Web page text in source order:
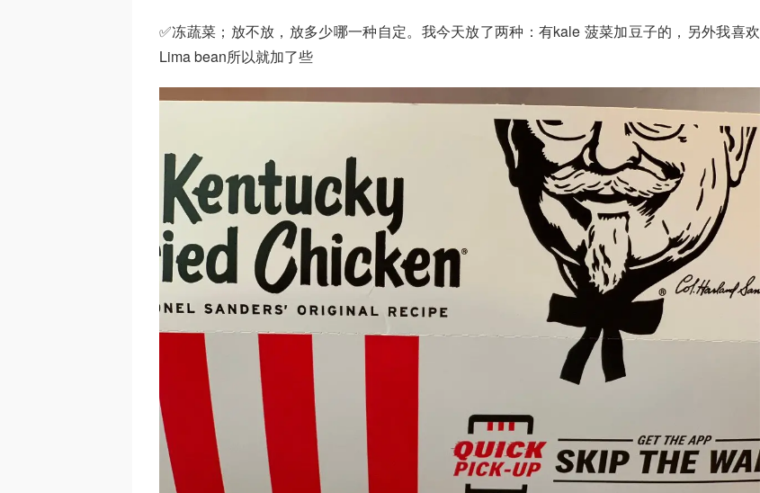
✅冻蔬菜；放不放，放多少哪一种自定。我今天放了两种：有kale 菠菜加豆子的，另外我喜欢
Lima bean所以就加了些